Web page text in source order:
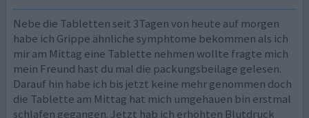
Nebe die Tabletten seit 3Tagen von heute auf morgen
habe ich Grippe ähnliche symphtome bekommen als ich
mir am Mittag eine Tablette nehmen wollte fragte mich
mein Freund hast du mal die packungsbeilage gelesen.
Darauf hin habe ich bis jetzt keine mehr genommen doch
die Tablette am Mittag hat mich umgehauen bin erstmal
schlafen gegangen. Jetzt hab ich erhöhten Blutdruck